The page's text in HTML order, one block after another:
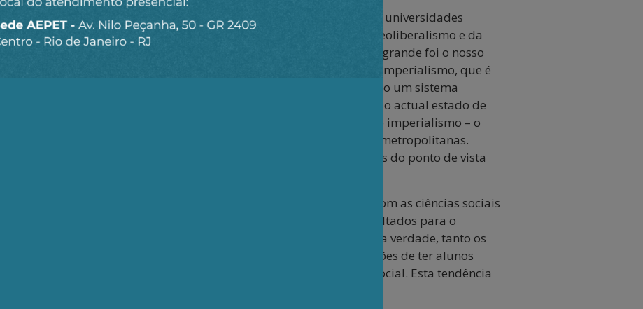
se chegará a um acordo sobre tais questões e, nesse caso, as universidades
curriculares que representam uma mistura da crítica do neoliberalismo e da
[NT]. Seria uma colonização das mentes com um verniz de "quão grande foi o nosso
não deve ter nenhum problema com isso. Desde que o imperialismo, que é
com o desenvolvimento do capitalismo, seja pintado não como um sistema
civilizadora benevolente para países como a Índia, desde que o actual estado de
não seja de forma Alguma coisa relacionada ao fenômeno do imperialismo – o
uniformidade de conteúdos curriculares com as universidades metropolitanas.
não é muito preocupante para o imperialismo, pelo menos do ponto de vista
extrema-direita que privilegia um discurso supremacista branco.
a mesma consequência, de recolonização das mentes, é acabar com as ciências sociais
inconsequentes, e substituir os cursos por exclusivamente "voltados para o
sobre a sociedade, como gestão e contabilidade de custos. Na verdade, tanto os
as empresas têm interesse nisso, já que ambos fazem questões de ter alunos
que não fazem perguntas sobre a trajetória de desenvolvimento social. Esta tendência
momento.